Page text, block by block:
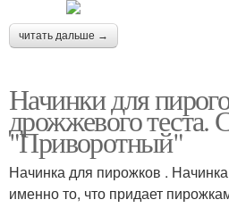
читать дальше →
Начинки для
дрожжевого
"Приворотный"
Начинка для пирожков .
именно то, что придает